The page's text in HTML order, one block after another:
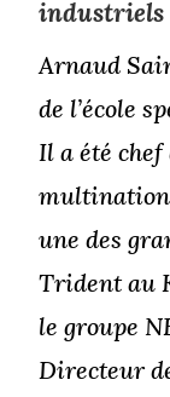
industriels
Arnaud
de l’école
Il a été
une des
Trident au
le groupe
Directeur